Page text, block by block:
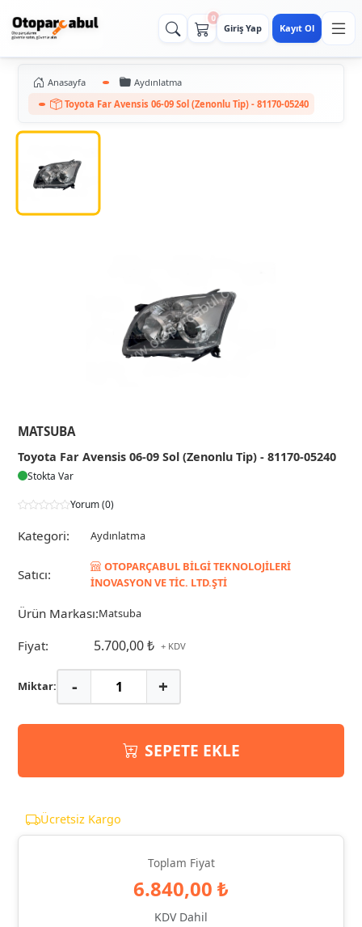
0
Giriş Yap Kayıt Ol
Anasayfa
Aydınlatma
Toyota Far Avensis 06-09 Sol (Zenonlu Tip) - 81170-05240
MATSUBA
Toyota Far Avensis 06-09 Sol (Zenonlu Tip) - 81170-05240
Stokta Var
Yorum (0)
Kategori: Aydınlatma
Satıcı:
OTOPARÇABUL BİLGİ TEKNOLOJİLERİ
İNOVASYON VE TİC. LTD.ŞTİ
Ürün Markası:Matsuba
Fiyat: 5.700,00 ₺ + KDV
Miktar: - +
SEPETE EKLE
Ücretsiz Kargo
Toplam Fiyat
6.840,00 ₺
KDV Dahil